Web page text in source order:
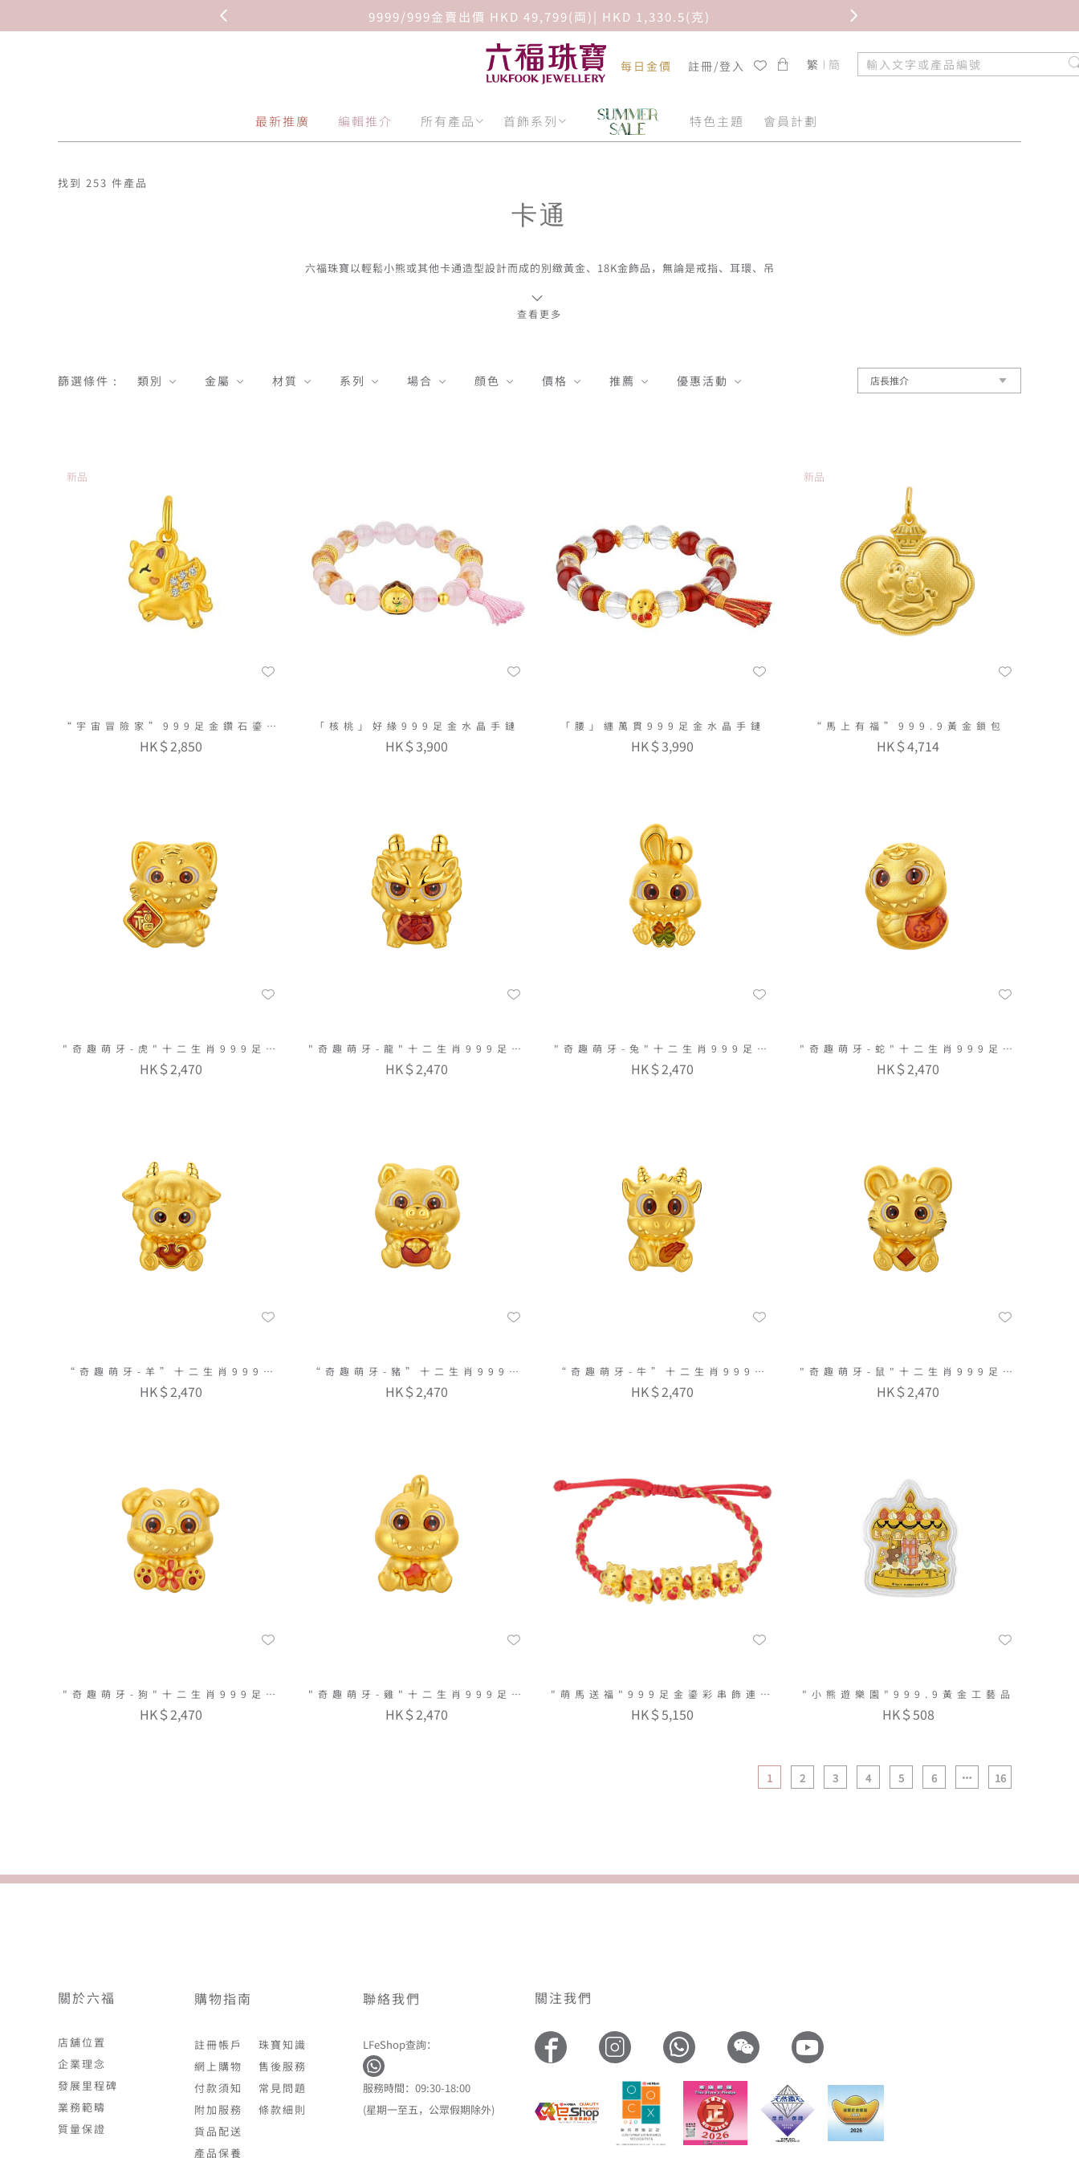
9999/999金賣出價 HKD 49,799(両)| HKD 1,330.5(克)
每日金價 註冊/登入 繁 簡
最新推廣 編輯推介 所有產品 首飾系列 特色主題 會員計劃
找到 253 件產品
卡通
六福珠寶以輕鬆小熊或其他卡通造型設計而成的別緻黃金、18K金飾品，無論是戒指、耳環、吊
查看更多
篩選條件 : 類別 金屬 材質 系列 場合 顔色 價格 推薦 優惠活動 店長推介
新品
“宇宙冒險家”999足金鑽石鎏彩
串飾連手繩
HK＄2,850
「核桃」好緣999足金水晶手鏈
HK＄3,900
「腰」纏萬貫999足金水晶手鏈
HK＄3,990
新品
“馬上有福”999.9黃金鎖包
HK＄4,714
"奇趣萌牙-虎"十二生肖999足金
串飾連手繩
HK＄2,470
"奇趣萌牙-龍"十二生肖999足金
串飾連手繩
HK＄2,470
"奇趣萌牙-兔"十二生肖999足金
串飾連手繩
HK＄2,470
"奇趣萌牙-蛇"十二生肖999足金
串飾連手繩
HK＄2,470
“奇趣萌牙-羊”十二生肖999足
金串飾連手繩
HK＄2,470
“奇趣萌牙-豬”十二生肖999足
金串飾連手繩
HK＄2,470
“奇趣萌牙-牛”十二生肖999足
金串飾連手繩
HK＄2,470
"奇趣萌牙-鼠"十二生肖999足金
串飾連手繩
HK＄2,470
"奇趣萌牙-狗"十二生肖999足金
串飾連手繩
HK＄2,470
"奇趣萌牙-雞"十二生肖999足金
串飾連手繩
HK＄2,470
"萌馬送福"999足金鎏彩串飾連手
繩
HK＄5,150
"小熊遊樂園"999.9黃金工藝品
HK＄508
1 2 3 4 5 6 16
關於六福
店舖位置
企業理念
發展里程碑
業務範疇
質量保證
購物指南
註冊帳戶
網上購物
付款須知
附加服務
貨品配送
產品保養
珠寶知識
售後服務
常見問題
條款細則
聯絡我們
LFeShop查詢：
服務時間：09:30-18:00
(星期一至五，公眾假期除外)
關注我們